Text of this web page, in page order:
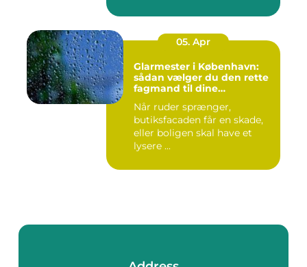
05. Apr
Glarmester i København:
sådan vælger du den rette
fagmand til dine
Når ruder sprænger,
butiksfacaden får en skade,
eller boligen skal have et
lysere ...